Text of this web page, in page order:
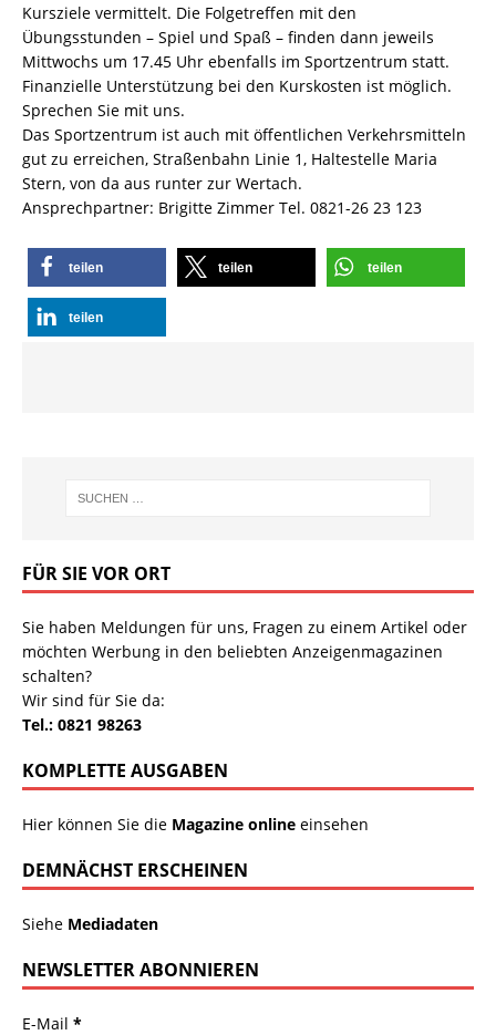
Kursziele vermittelt. Die Folgetreffen mit den
Übungsstunden – Spiel und Spaß – finden dann jeweils
Mittwochs um 17.45 Uhr ebenfalls im Sportzentrum statt.
Finanzielle Unterstützung bei den Kurskosten ist möglich.
Sprechen Sie mit uns.
Das Sportzentrum ist auch mit öffentlichen Verkehrsmitteln
gut zu erreichen, Straßenbahn Linie 1, Haltestelle Maria
Stern, von da aus runter zur Wertach.
Ansprechpartner: Brigitte Zimmer Tel. 0821-26 23 123
teilen teilen teilen
teilen
FÜR SIE VOR ORT
Sie haben Meldungen für uns, Fragen zu einem Artikel oder
möchten Werbung in den beliebten Anzeigenmagazinen
schalten?
Wir sind für Sie da:
Tel.: 0821 98263
KOMPLETTE AUSGABEN
Hier können Sie die Magazine online einsehen
DEMNÄCHST ERSCHEINEN
Siehe Mediadaten
NEWSLETTER ABONNIEREN
E-Mail *